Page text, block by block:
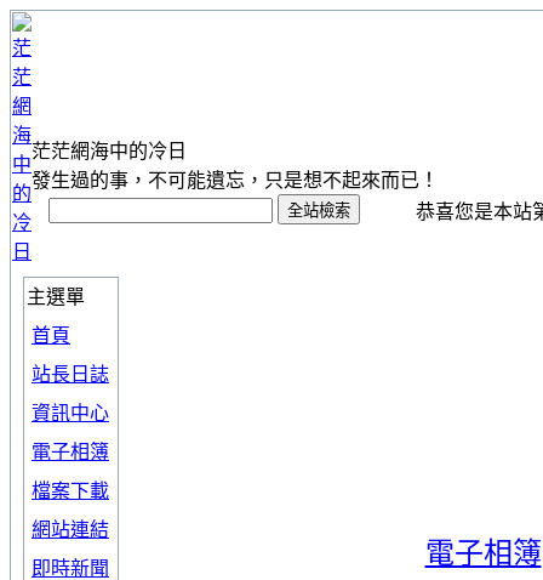
茫茫網海中的冷日
發生過的事，不可能遺忘，只是想不起來而已！
恭喜您是本站
主選單
首頁
站長日誌
資訊中心
電子相簿
檔案下載
網站連結
即時新聞
電子相簿